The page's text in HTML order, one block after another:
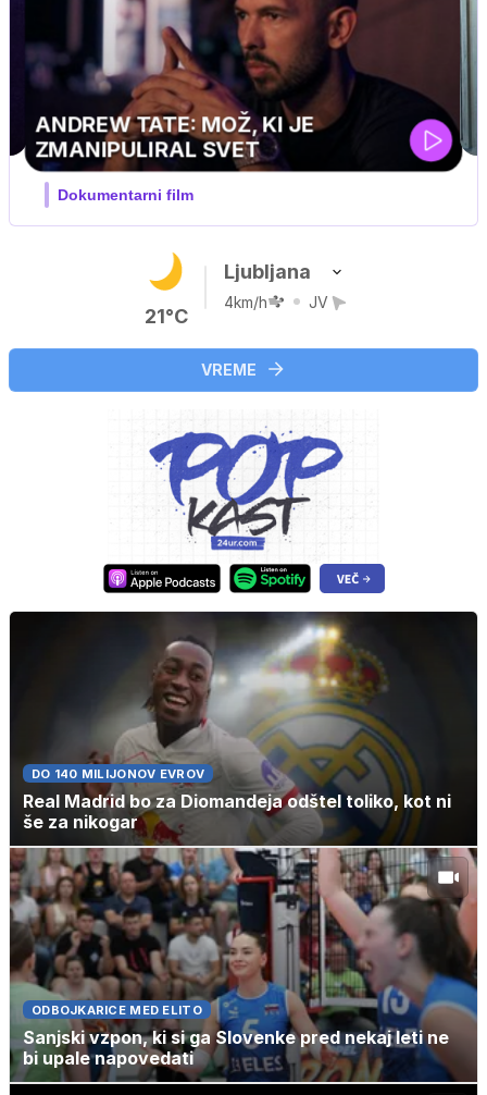
21°C
Ljubljana
4km/h JV
VREME
DO 140 MILIJONOV EVROV
Real Madrid bo za Diomandeja odštel toliko, kot ni
še za nikogar
ODBOJKARICE MED ELITO
Sanjski vzpon, ki si ga Slovenke pred nekaj leti ne
bi upale napovedati